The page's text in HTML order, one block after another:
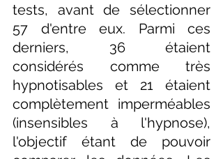
tests, avant de sélectionner
57 d'entre eux. Parmi ces
derniers, 36 étaient
considérés comme très
hypnotisables et 21 étaient
complètement imperméables
(insensibles à l'hypnose),
l'objectif étant de pouvoir